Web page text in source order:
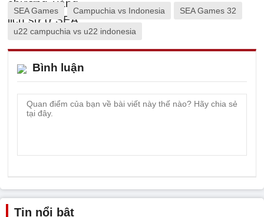
SEA Games Campuchia vs Indonesia SEA Games 32
u22 campuchia vs u22 indonesia
Bình luận
Tin nổi bật